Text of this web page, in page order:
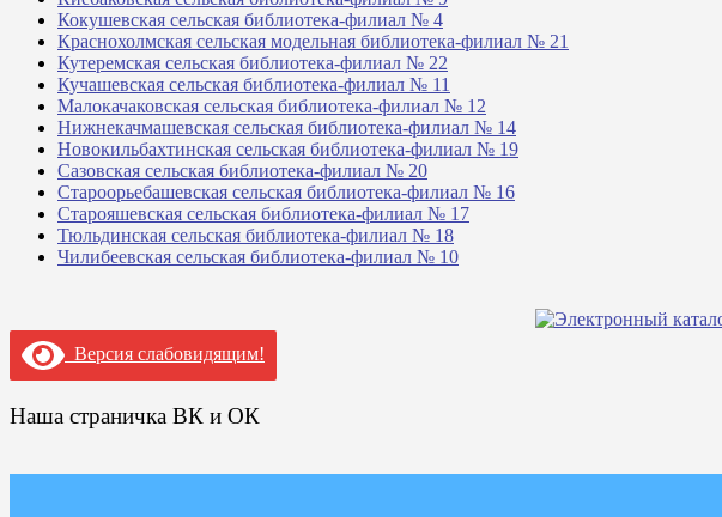
Кокушевская сельская библиотека-филиал № 4
Краснохолмская сельская модельная библиотека-филиал № 21
Кутеремская сельская библиотека-филиал № 22
Кучашевская сельская библиотека-филиал № 11
Малокачаковская сельская библиотека-филиал № 12
Нижнекачмашевская сельская библиотека-филиал № 14
Новокильбахтинская сельская библиотека-филиал № 19
Сазовская сельская библиотека-филиал № 20
Староорьебашевская сельская библиотека-филиал № 16
Старояшевская сельская библиотека-филиал № 17
Тюльдинская сельская библиотека-филиал № 18
Чилибеевская сельская библиотека-филиал № 10
Версия слабовидящим!
Наша страничка ВК и ОК